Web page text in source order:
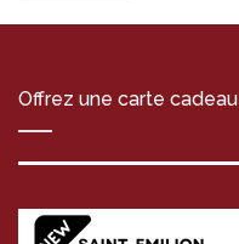
Offrez une carte cadeau